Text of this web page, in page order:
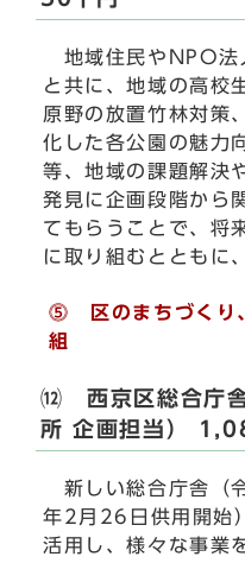
地域住民やNPO法
と共に、地域の高校
原野の放置竹林対策
化した各公園の魅力
等、地域の課題解決
発見に企画段階から
てもらうことで、将
に取り組むとともに
⓹ 区のまちづくり
組
⑿ 西京区総合庁舎
所 企画担当）
新しい総合庁舎（
年2月26日供用開始
活用し、様々な事業